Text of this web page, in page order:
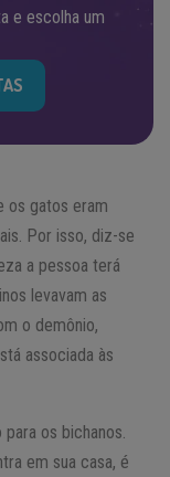
e escolha um
os gatos eram
Por isso, diz-se
a pessoa terá
levavam as
o demônio,
associada às
os bichanos.
em sua casa, é